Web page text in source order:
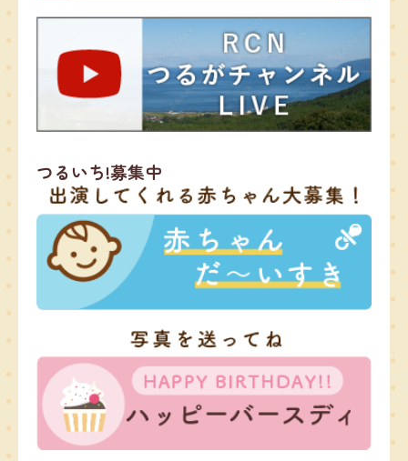
つるいち!募集中